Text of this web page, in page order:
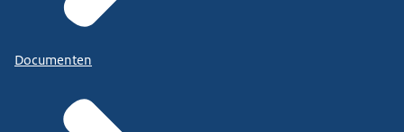
Documenten